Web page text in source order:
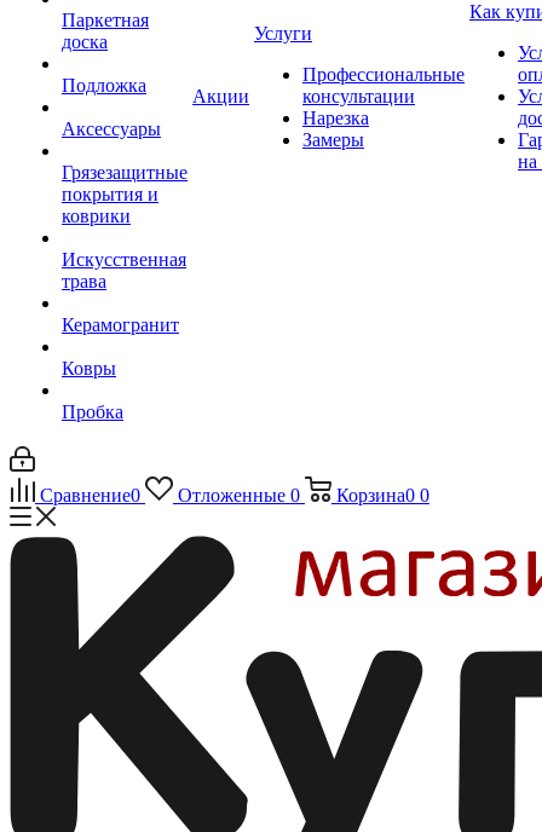
Паркетная
доска
Подложка
Аксессуары
Грязезащитные
покрытия и
коврики
Искусственная
трава
Керамогранит
Ковры
Пробка
Акции
Услуги
Профессиональные
консультации
Нарезка
Замеры
Как
на
Сравнение0 Отложенные 0 Корзина0 0